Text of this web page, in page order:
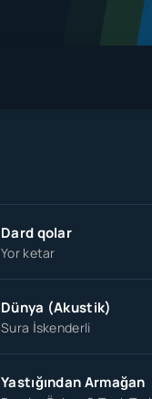
Dard qolar
Yor ketar
Dünya (Akustik)
Sura İskenderli
Yastığından Armağan